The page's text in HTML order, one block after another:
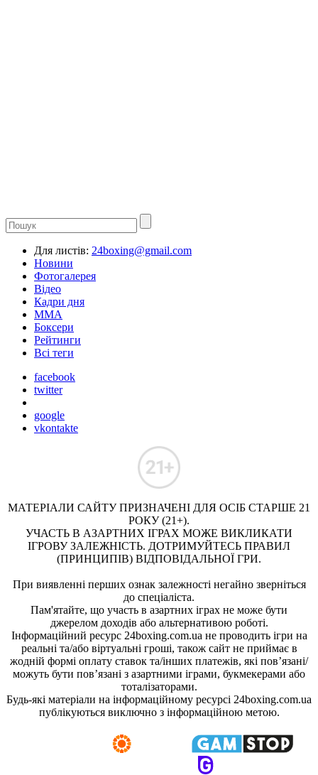
Для листів: 24boxing@gmail.com
Новини
Фотогалерея
Відео
Кадри дня
ММА
Боксери
Рейтинги
Всі теги
facebook
twitter
google
vkontakte
МАТЕРІАЛИ САЙТУ ПРИЗНАЧЕНІ ДЛЯ ОСІБ СТАРШЕ 21
РОКУ (21+).
УЧАСТЬ В АЗАРТНИХ ІГРАХ МОЖЕ ВИКЛИКАТИ
ІГРОВУ ЗАЛЕЖНІСТЬ. ДОТРИМУЙТЕСЬ ПРАВИЛ
(ПРИНЦИПІВ) ВІДПОВІДАЛЬНОЇ ГРИ.
При виявленні перших ознак залежності негайно зверніться
до спеціаліста.
Пам'ятайте, що участь в азартних іграх не може бути
джерелом доходів або альтернативою роботі.
Інформаційний ресурс 24boxing.com.ua не проводить ігри на
реальні та/або віртуальні гроші, також сайт не приймає в
жодній формі оплату ставок та/інших платежів, які пов’язані/
можуть бути пов’язані з азартними іграми, букмекерами або
тоталізаторами.
Будь-які матеріали на інформаційному ресурсі 24boxing.com.ua
публікуються виключно з інформаційною метою.